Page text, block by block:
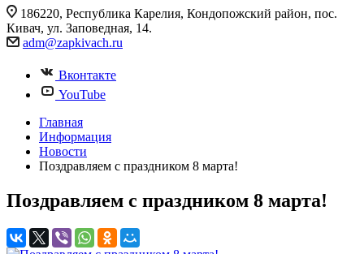
186220, Республика Карелия, Кондопожский район, пос.
Кивач, ул. Заповедная, 14.
adm@zapkivach.ru
Вконтакте
YouTube
Главная
Информация
Новости
Поздравляем с праздником 8 марта!
Поздравляем с праздником 8 марта!